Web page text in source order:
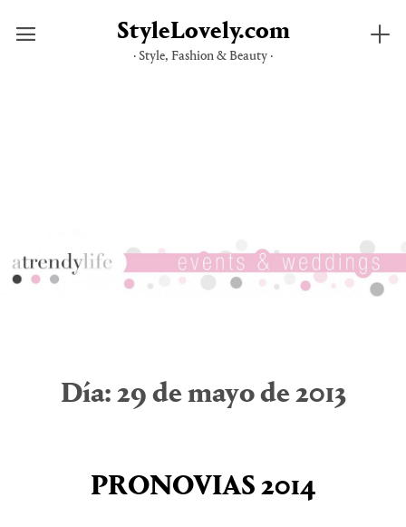
StyleLovely.com
· Style, Fashion & Beauty ·
Día: 29 de mayo de 2013
PRONOVIAS 2014